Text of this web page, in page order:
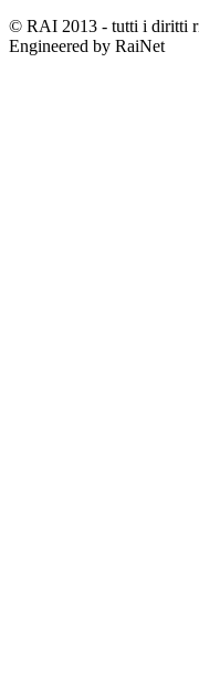
© RAI 2013 - tutti i diritti
Engineered by RaiNet